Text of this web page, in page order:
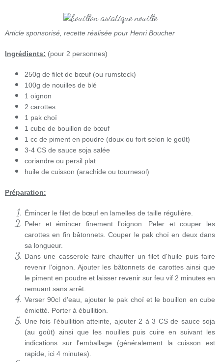
Article sponsorisé, recette réalisée pour Henri Boucher
Ingrédients: (pour 2 personnes)
250g de filet de bœuf (ou rumsteck)
100g de nouilles de blé
1 oignon
2 carottes
1 pak choï
1 cube de bouillon de bœuf
1 cc de piment en poudre (doux ou fort selon le goût)
3-4 CS de sauce soja salée
coriandre ou persil plat
huile de cuisson (arachide ou tournesol)
Préparation:
Émincer le filet de bœuf en lamelles de taille régulière.
Peler et émincer finement l'oignon. Peler et couper les
carottes en fin bâtonnets. Couper le pak choï en deux dans
sa longueur.
Dans une casserole faire chauffer un filet d'huile puis faire
revenir l'oignon. Ajouter les bâtonnets de carottes ainsi que
le piment en poudre et laisser revenir sur feu vif 2 minutes en
remuant sans arrêt.
Verser 90cl d'eau, ajouter le pak choï et le bouillon en cube
émietté. Porter à ébullition.
Une fois l'ébullition atteinte, ajouter 2 à 3 CS de sauce soja
(au goût) ainsi que les nouilles puis cuire en suivant les
indications sur l'emballage (généralement la cuisson est
rapide, ici 4 minutes).